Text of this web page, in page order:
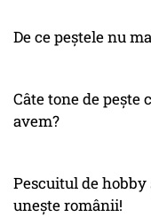
De ce peștele nu
Câte tone de pește
avem?
Pescuitul de
unește românii!